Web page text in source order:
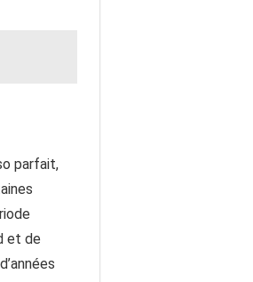
parfait,
et de